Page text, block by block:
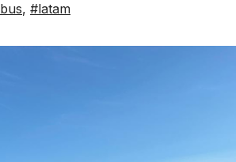
, #latam